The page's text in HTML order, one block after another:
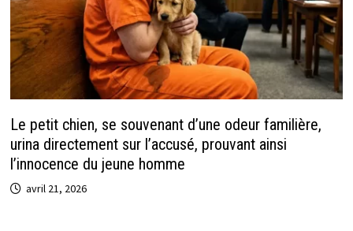
Le petit chien, se souvenant d’une odeur familière,
urina directement sur l’accusé, prouvant ainsi
l’innocence du jeune homme
avril 21, 2026